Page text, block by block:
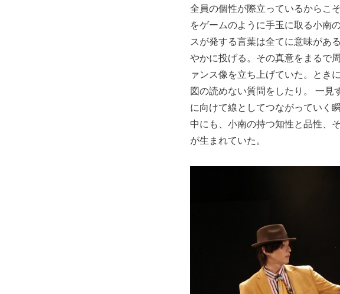
全員の個性が際立っているからこ
をゲームのように手玉に取る小南
スが発する言葉は全てに意味があ
やかに投げる。その真意をまるで
ァンス像を立ち上げていた。とき
図の読めない質問をしたり。 一見
に向けて線としてつながっていく
中にも、小南の持つ知性と品性、
が生まれていた。